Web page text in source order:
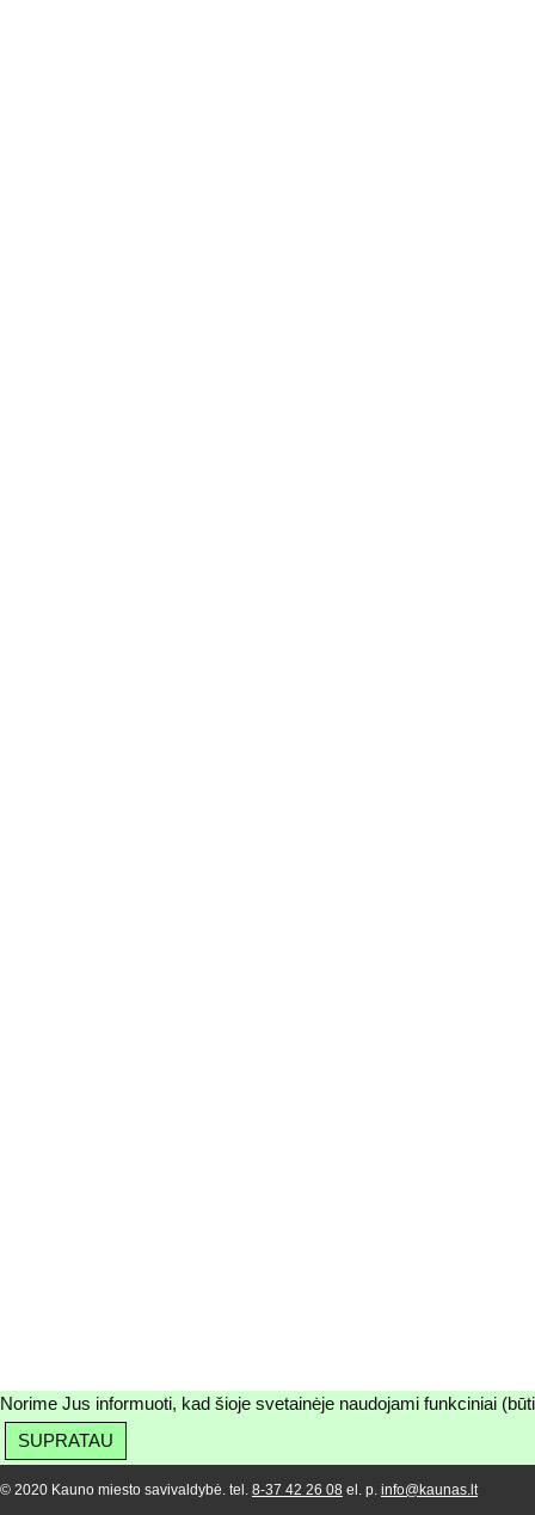
Norime Jus informuoti, kad šioje svetainėje naudojami funkciniai
SUPRATAU
© 2020 Kauno miesto savivaldybė. tel. 8-37 42 26 08 el. p. info@kaunas.lt